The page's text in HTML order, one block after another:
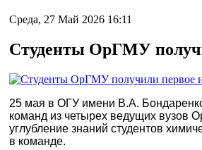
Среда, 27 Май 2026 16:11
Студенты ОрГМУ
25 мая в ОГУ имени В.А.
команд из четырех ведущих вузов
углубление знаний студентов
в команде.